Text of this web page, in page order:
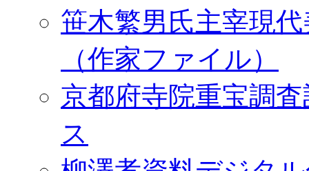
笹木繁男氏主宰現
（作家ファイル）
京都府寺院重宝調
ス